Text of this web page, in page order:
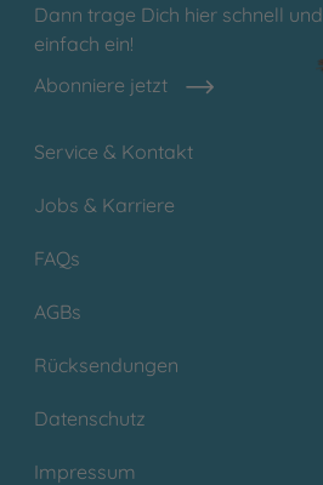
Dann trage Dich hier schnell und
einfach ein!
Abonniere jetzt
Service & Kontakt
Jobs & Karriere
FAQs
AGBs
Rücksendungen
Datenschutz
Impressum